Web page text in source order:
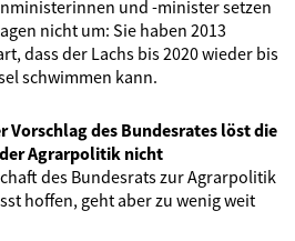
und -minister setzen
nicht um: Sie haben 2013
dass der Lachs bis 2020 wieder bis
schwimmen kann.
Vorschlag des Bundesrates löst die
Agrarpolitik nicht
des Bundesrats zur Agrarpolitik
hoffen, geht aber zu wenig weit